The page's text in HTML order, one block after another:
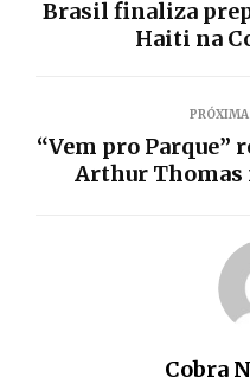
Brasil finaliza
Haiti na
“Vem pro Parque”
Arthur Thomas
Cobra